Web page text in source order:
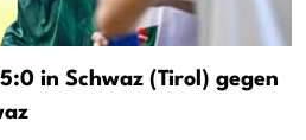
in Schwaz (Tirol) gegen